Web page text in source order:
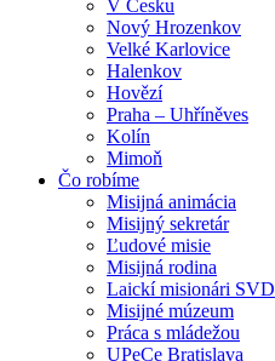
V Česku
Nový Hrozenkov
Velké Karlovice
Halenkov
Hovězí
Praha – Uhříněves
Kolín
Mimoň
Čo robíme
Misijná animácia
Misijný sekretár
Ľudové misie
Misijná rodina
Laickí misionári SVD
Misijné múzeum
Práca s mládežou
UPeCe Bratislava